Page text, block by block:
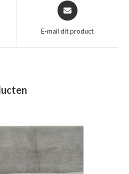
Opent
in
nieuw
E-mail dit product